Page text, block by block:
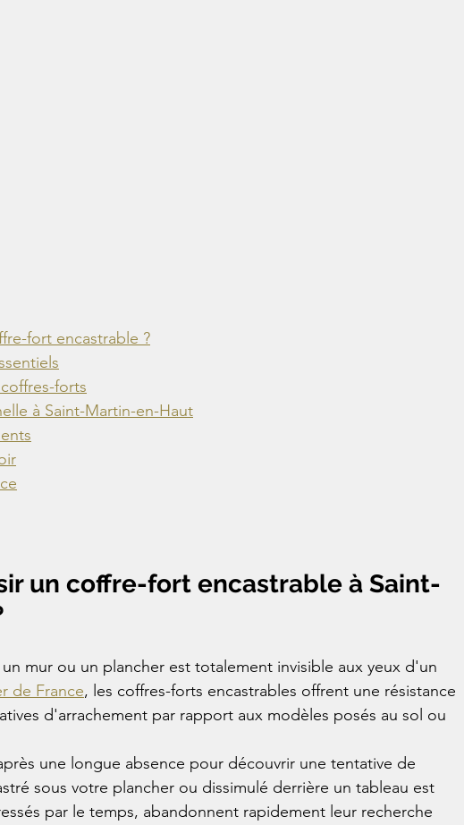
fort encastrable ?
forts
à Saint-Martin-en-Haut
un coffre-fort encastrable à Saint-
mur ou un plancher est totalement invisible aux yeux d'un
de France, les coffres-forts encastrables offrent une résistance
d'arrachement par rapport aux modèles posés au sol ou
une longue absence pour découvrir une tentative de
sous votre plancher ou dissimulé derrière un tableau est
par le temps, abandonnent rapidement leur recherche